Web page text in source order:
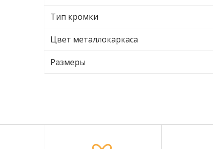
Тип кромки
Цвет металлокаркаса
Размеры